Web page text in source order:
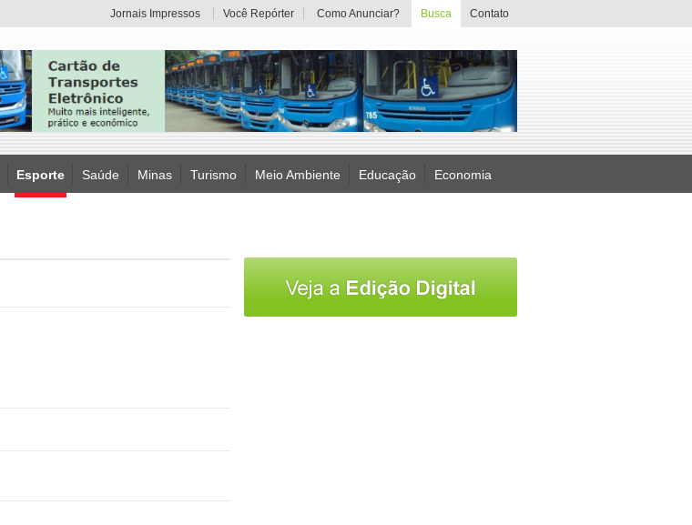
Jornais Impressos Você Repórter Como Anunciar? Busca Contato
Esporte Saúde Minas Turismo Meio Ambiente Educação Economia